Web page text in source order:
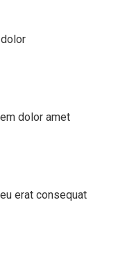
dolor amet
erat consequat